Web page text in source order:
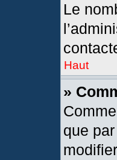
Le
Haut
»
que